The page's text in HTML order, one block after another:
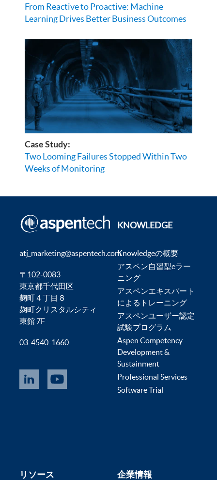
From Reactive to Proactive: Machine
Learning Drives Better Business Outcomes
Case Study:
Two Looming Failures Stopped Within Two
Weeks of Monitoring
atj_marketing@aspentech.com
〒102-0083
東京都千代田区
麹町４丁目８
麹町クリスタルシティ
東館 7F
03-4540-1660
KNOWLEDGE
Knowledgeの概要
アスペン自習型eラー
ニング
アスペンエキスパート
によるトレーニング
アスペンユーザー認定
試験プログラム
Aspen Competency
Development &
Sustainment
Professional Services
Software Trial
リソース 企業情報